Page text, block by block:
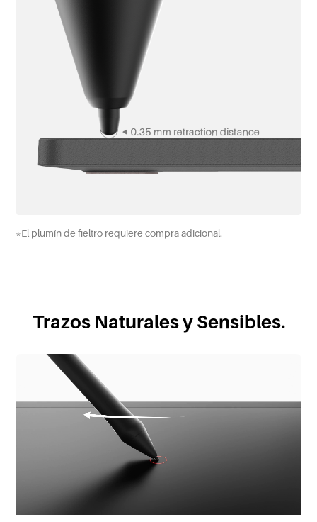
*El plumín de fieltro requiere compra adicional.
Trazos Naturales y Sensibles.